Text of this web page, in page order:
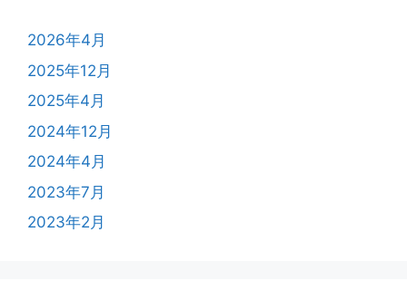
2026年4月
2025年12月
2025年4月
2024年12月
2024年4月
2023年7月
2023年2月